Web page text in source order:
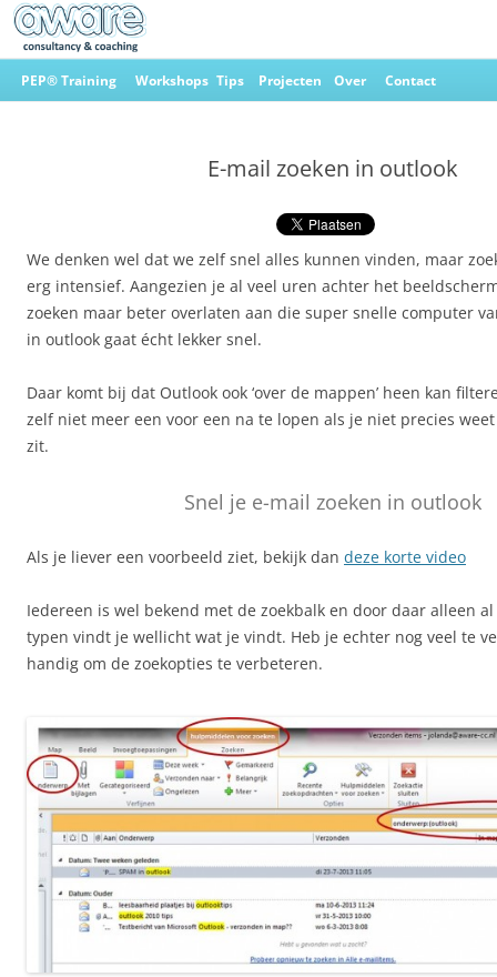
Ga
naar
PEP® Training Workshops Tips Projecten Over Contact
E-mail zoeken in outlook
We denken wel dat we zelf snel alles kunnen vinden, maar
erg intensief. Aangezien je al veel uren achter het
zoeken maar beter overlaten aan die super snelle computer
in outlook gaat écht lekker snel.
Daar komt bij dat Outlook ook ‘over de mappen’ heen kan
zelf niet meer een voor een na te lopen als je niet precies
zit.
Snel je e-mail zoeken in outlook
Als je liever een voorbeeld ziet, bekijk dan deze korte video
Iedereen is wel bekend met de zoekbalk en door daar alleen
typen vindt je wellicht wat je vindt. Heb je echter nog veel te
handig om de zoekopties te verbeteren.